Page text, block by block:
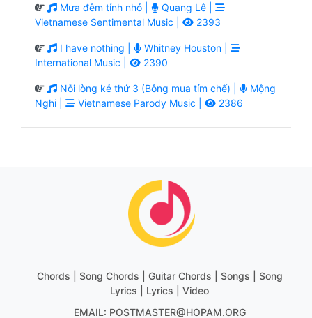
Mưa đêm tỉnh nhỏ |
Quang Lê |
Vietnamese Sentimental Music |
2393
I have nothing |
Whitney Houston |
International Music |
2390
Nỗi lòng kẻ thứ 3 (Bông mua tím chế) |
Mộng
Nghi |
Vietnamese Parody Music | 2386
Chords | Song Chords | Guitar Chords | Songs | Song
Lyrics | Lyrics | Video
EMAIL: POSTMASTER@HOPAM.ORG